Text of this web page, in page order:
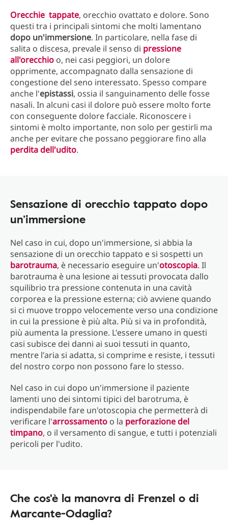
Orecchie tappate, orecchio ovattato e dolore. Sono
questi tra i principali sintomi che molti lamentano
dopo un'immersione. In particolare, nella fase di
salita o discesa, prevale il senso di pressione
all'orecchio o, nei casi peggiori, un dolore
opprimente, accompagnato dalla sensazione di
congestione del seno interessato. Spesso compare
anche l'epistassi, ossia il sanguinamento delle fosse
nasali. In alcuni casi il dolore può essere molto forte
con conseguente dolore facciale. Riconoscere i
sintomi è molto importante, non solo per gestirli ma
anche per evitare che possano peggiorare fino alla
perdita dell'udito.
Sensazione di orecchio tappato dopo
un’immersione
Nel caso in cui, dopo un'immersione, si abbia la
sensazione di un orecchio tappato e si sospetti un
barotrauma, è necessario eseguire un'otoscopia. Il
barotrauma è una lesione ai tessuti provocata dallo
squilibrio tra pressione contenuta in una cavità
corporea e la pressione esterna; ciò avviene quando
si ci muove troppo velocemente verso una condizione
in cui la pressione è più alta. Più si va in profondità,
più aumenta la pressione. L'essere umano in questi
casi subisce dei danni ai suoi tessuti in quanto,
mentre l'aria si adatta, si comprime e resiste, i tessuti
del nostro corpo non possono fare lo stesso.
Nel caso in cui dopo un'immersione il paziente
lamenti uno dei sintomi tipici del barotruma, è
indispendabile fare un'otoscopia che permetterà di
verificare l'arrossamento o la perforazione del
timpano, o il versamento di sangue, e tutti i potenziali
pericoli per l'udito.
Che cos'è la manovra di Frenzel o di
Marcante-Odaglia?